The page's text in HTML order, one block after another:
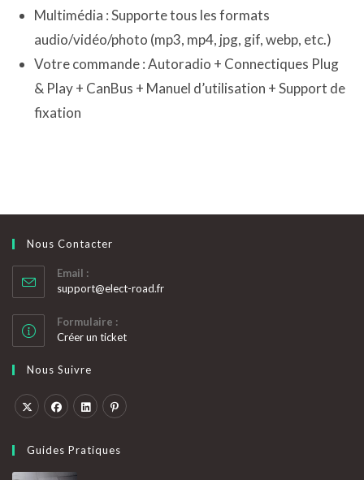
Multimédia : Supporte tous les formats
audio/vidéo/photo (mp3, mp4, jpg, gif, webp, etc.)
Votre commande : Autoradio + Connectiques Plug
& Play + CanBus + Manuel d’utilisation + Support de
fixation
Nous Contacter
Email :
support@elect-road.frS’ouvre
Formulaire :
Créer un ticket
Nous Suivre
dans dans
dans dans
Guides Pratiques